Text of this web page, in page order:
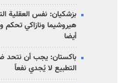
بزشكيان: نفس العقلية
هيروشيما ونازاكي تحكم
أيضا
باكستان: يجب أن نتحد
التطبيع لا يُجدي نفعاً